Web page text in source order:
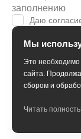
заполнению
Даю
Мы
Это необходимо
сайта.
сбором и
Читать